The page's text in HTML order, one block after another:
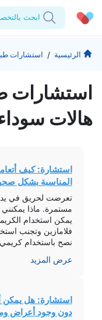
ابحث
الحساب الشخصي
الوصفات الطبية
اختبارات المعمل
تسجيل الخروج
الشركة
المقالات الطبية
الرئيسية / استشارات
استشارات
هالات
استشارة: كيف
المناسبة بشكل
تعرضت لحريق في
مستمرة. ماذا
يمكن استخدام
فلامازين وتجنب
نصح باستخدام
لسرعة التحسن.
عرض المزيد
استشارة: هل يمكن
دون وجود أعراض